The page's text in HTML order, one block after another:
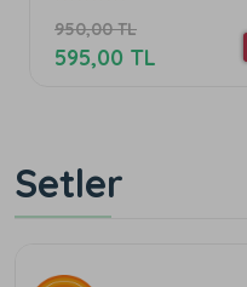
950,00 TL
595,00 TL
Setler